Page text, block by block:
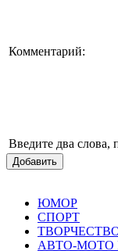
Комментарий:
Введите два слова,
Добавить
ЮМОР
СПОРТ
АВТО-МОТО